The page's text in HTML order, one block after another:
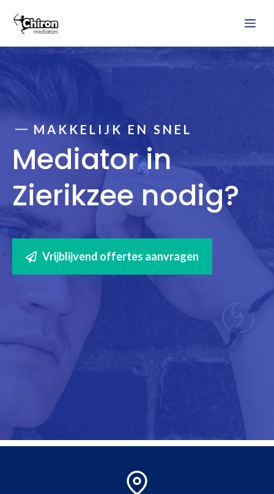
naar
MAKKELIJK EN SNEL
Mediator in
Zierikzee nodig?
Vrijblijvend offertes aanvragen